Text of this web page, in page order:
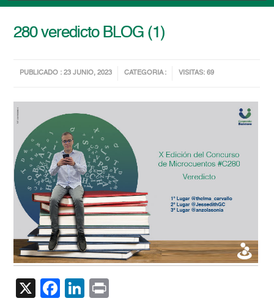
280 veredicto BLOG (1)
PUBLICADO : 23 JUNIO, 2023 CATEGORIA : VISITAS: 69
X Facebook
LinkedIn